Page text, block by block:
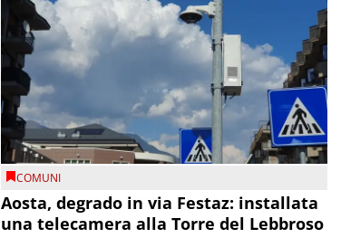
COMUNI
Aosta, degrado in via Festaz: installata
una telecamera alla Torre del Lebbroso